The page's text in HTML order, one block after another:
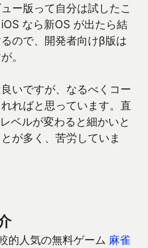
ー版って自分は試したこ
なら新OS が出たら結
ので、開発者向けβ版は
。
いですが、なるべくコー
ればと思っています。直
ベルが変わると細かいと
が多く、苦労していま
的人気の無料ゲーム 麻雀